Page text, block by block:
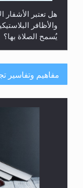
هل تعتبر الأشفار
والأظافر
يُسمح الصلاة بها؟
هل يُحسب حول
مفاهيم وتفاسير